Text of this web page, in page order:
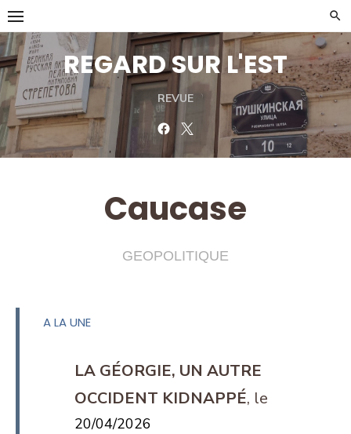
Skip
to
content
REGARD SUR L'EST
REVUE
FacebookTwitter
Caucase
GEOPOLITIQUE
A LA UNE
LA GÉORGIE, UN AUTRE
OCCIDENT KIDNAPPÉ
20/04/2026